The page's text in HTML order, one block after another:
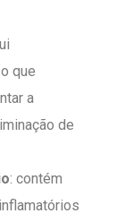
que
a
de
: contém